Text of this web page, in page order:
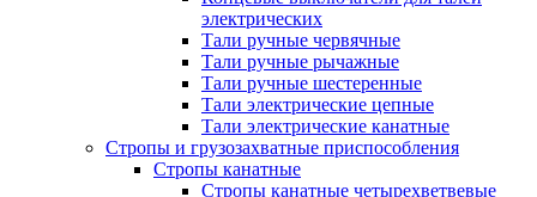
электрических
Тали ручные червячные
Тали ручные рычажные
Тали ручные шестеренные
Тали электрические цепные
Тали электрические канатные
Стропы и грузозахватные приспособления
Стропы канатные
Стропы канатные четырехветвевые